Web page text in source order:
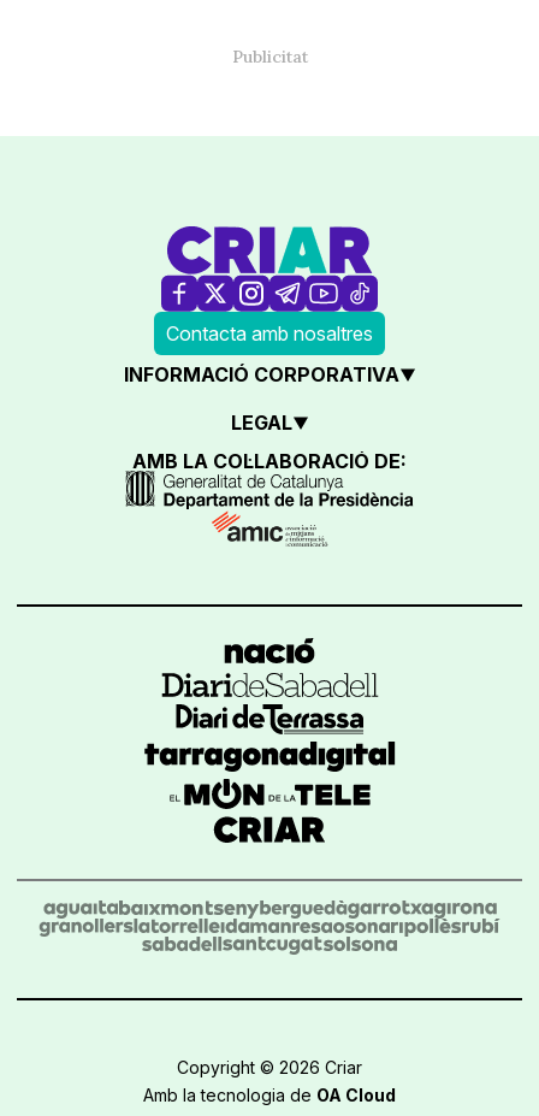
Contacta amb nosaltres
INFORMACIÓ CORPORATIVA
LEGAL
AMB LA COL·LABORACIÓ DE:
Copyright © 2026 Criar
Amb la tecnologia de OA Cloud